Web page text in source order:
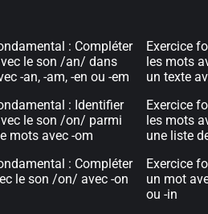
: Compléter
le son /an/ dans
-an, -am, -en ou -em
: Identifier
le son /on/ parmi
mots avec -om
: Compléter
le son /on/ avec -on
Exercice
les mots
un texte
Exercice
les mots
une liste
Exercice
un mot
ou -in